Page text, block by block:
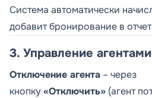
Система автоматически
добавит бронирование в
3. Управление агентами
Отключение агента – через
кнопку«Отключить» (агент